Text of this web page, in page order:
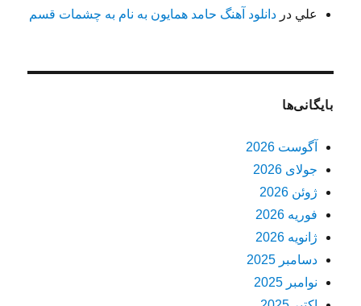
علي دردانلود آهنگ حامد همایون به نام به چشمات قسم
بایگانی‌ها
آگوست 2026
جولای 2026
ژوئن 2026
فوریه 2026
ژانویه 2026
دسامبر 2025
نوامبر 2025